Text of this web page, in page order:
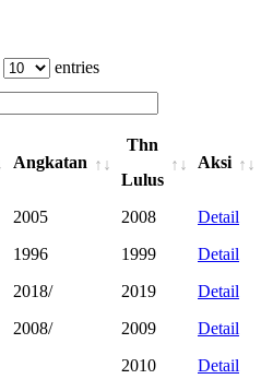
entries
Angkatan
Thn
Lulus
Aksi
2005 2008
Detail
1996 1999
Detail
2018/ 2019
Detail
2008/ 2009
Detail
2010
Detail